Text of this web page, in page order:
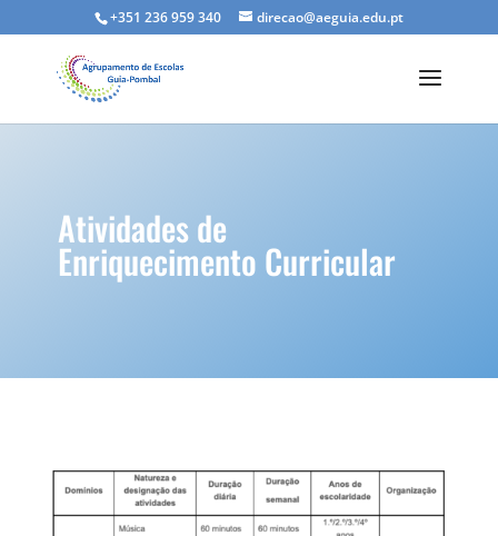
+351 236 959 340 direcao@aeguia.edu.pt
Atividades de
Enriquecimento Curricular